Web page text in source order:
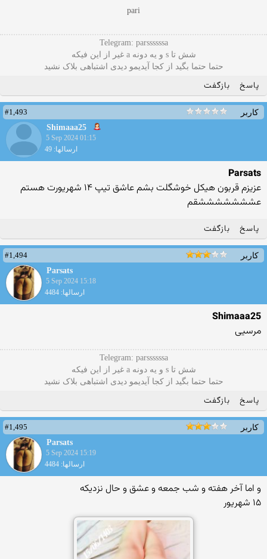
pari
Telegram: parssssssa
شش تا s و یه دونه a غیر از این فیکه
حتما حتما بگید از کجا آیدیمو دیدی اشتباهی بلاک نشید
پاسخ بازگفت
کاربر
#1,493
Shimaaa25
5 Sep 2024 01:15
ارسالها: 49
Parsats
عزیزم قربون هیکل خوشگلت بشم عاشق تیپ ۱۴ شهریورت هستم
عشششششششقم
پاسخ بازگفت
کاربر
#1,494
Parsats
5 Sep 2024 15:18
ارسالها: 4484
Shimaaa25
مرسیی
Telegram: parssssssa
شش تا s و یه دونه a غیر از این فیکه
حتما حتما بگید از کجا آیدیمو دیدی اشتباهی بلاک نشید
پاسخ بازگفت
کاربر
#1,495
Parsats
5 Sep 2024 15:19
ارسالها: 4484
و اما آخر هفته و شب جمعه و عشق و حال نزدیکه
۱۵ شهریور